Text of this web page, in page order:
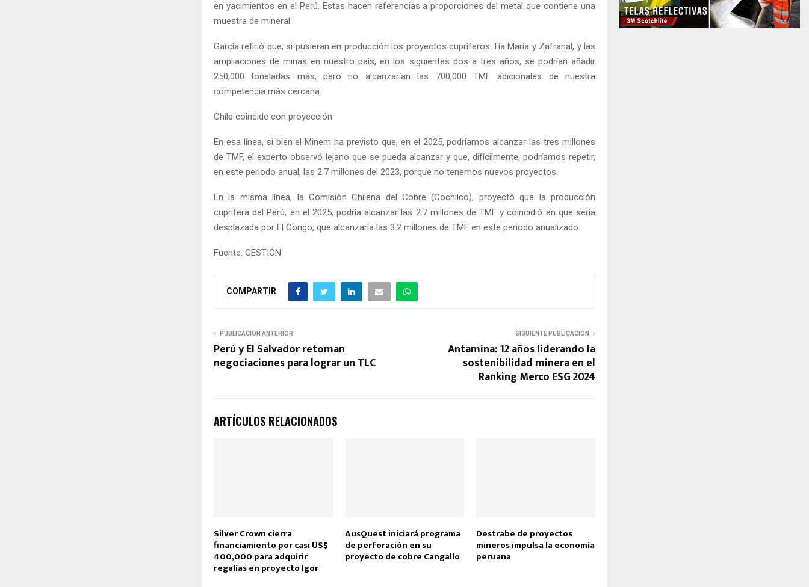
en yacimientos en el Perú. Estas hacen referencias a proporciones del metal que contiene una
muestra de mineral.
García refirió que, si pusieran en producción los proyectos cupríferos Tía María y Zafranal, y las
ampliaciones de minas en nuestro país, en los siguientes dos a tres años, se podrían añadir
250,000 toneladas más, pero no alcanzarían las 700,000 TMF adicionales de nuestra
competencia más cercana.
Chile coincide con proyección
En esa línea, si bien el Minem ha previsto que, en el 2025, podríamos alcanzar las tres millones
de TMF, el experto observó lejano que se pueda alcanzar y que, difícilmente, podríamos repetir,
en este periodo anual, las 2.7 millones del 2023, porque no tenemos nuevos proyectos.
En la misma línea, la Comisión Chilena del Cobre (Cochilco), proyectó que la producción
cuprífera del Perú, en el 2025, podría alcanzar las 2.7 millones de TMF y coincidió en que sería
desplazada por El Congo, que alcanzaría las 3.2 millones de TMF en este periodo anualizado.
Fuente: GESTIÓN
COMPARTIR
PUBLICACIÓN ANTERIOR
Perú y El Salvador retoman
negociaciones para lograr un TLC
SIGUIENTE PUBLICACIÓN
Antamina: 12 años liderando la
sostenibilidad minera en el
Ranking Merco ESG 2024
ARTÍCULOS RELACIONADOS
Silver Crown cierra
financiamiento por casi US$
400,000 para adquirir
regalías en proyecto Igor
AusQuest iniciará programa
de perforación en su
proyecto de cobre Cangallo
Destrabe de proyectos
mineros impulsa la economía
peruana